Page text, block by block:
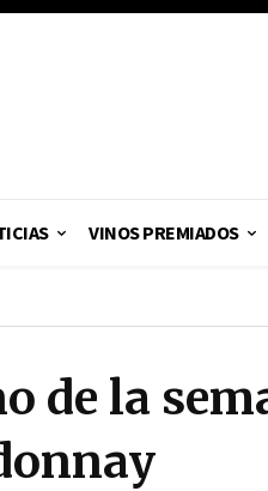
VINOS PREMIADOS
de la